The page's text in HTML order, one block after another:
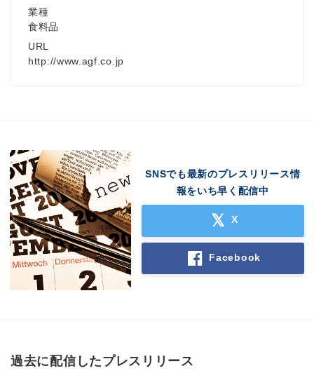
業種
食料品
URL
http://www.agf.co.jp
SNSでも最新のプレスリリース情
報をいち早く配信中
X
Facebook
過去に配信したプレスリリース